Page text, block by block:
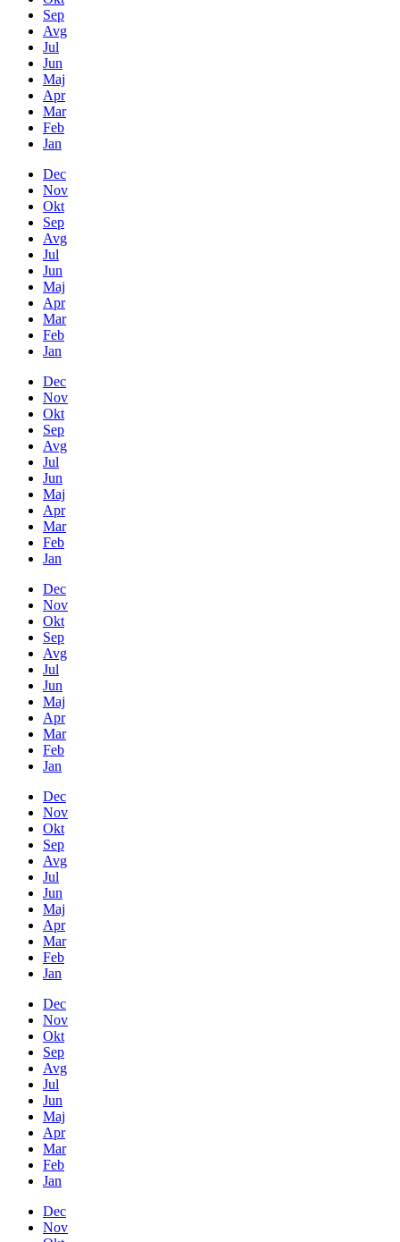
Sep
Avg
Jul
Jun
Maj
Apr
Mar
Feb
Jan
Dec
Nov
Okt
Sep
Avg
Jul
Jun
Maj
Apr
Mar
Feb
Jan
Dec
Nov
Okt
Sep
Avg
Jul
Jun
Maj
Apr
Mar
Feb
Jan
Dec
Nov
Okt
Sep
Avg
Jul
Jun
Maj
Apr
Mar
Feb
Jan
Dec
Nov
Okt
Sep
Avg
Jul
Jun
Maj
Apr
Mar
Feb
Jan
Dec
Nov
Okt
Sep
Avg
Jul
Jun
Maj
Apr
Mar
Feb
Jan
Dec
Nov